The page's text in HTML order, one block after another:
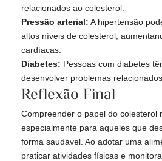
relacionados ao colesterol.
Pressão arterial: A hipertensão
altos níveis de colesterol,
cardíacas.
Diabetes: Pessoas com diabetes
desenvolver problemas
Reflexão Final
Compreender o papel do colesterol
especialmente para aqueles que
forma saudável. Ao adotar uma
praticar atividades físicas e